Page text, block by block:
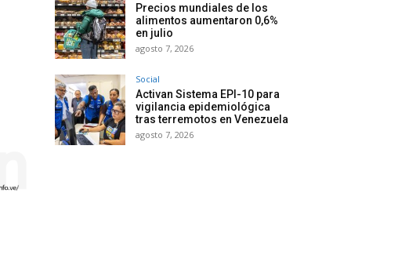
Precios mundiales de los
alimentos aumentaron 0,6%
en julio
agosto 7, 2026
Social
Activan Sistema EPI-10 para
vigilancia epidemiológica
tras terremotos en Venezuela
agosto 7, 2026